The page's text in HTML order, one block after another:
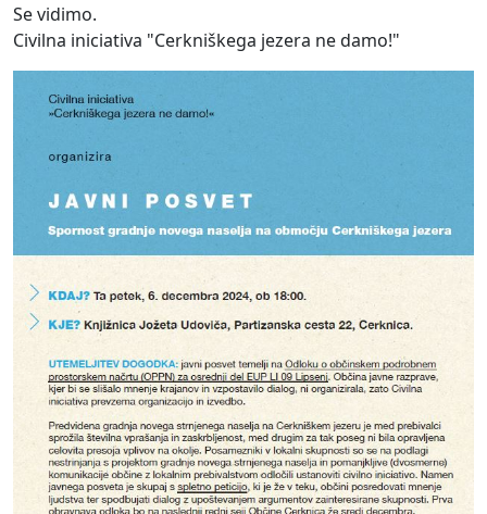
Se vidimo.
Civilna iniciativa "Cerkniškega jezera ne damo!"